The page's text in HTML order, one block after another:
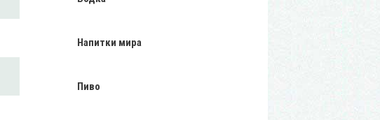
Напитки мира
Пиво